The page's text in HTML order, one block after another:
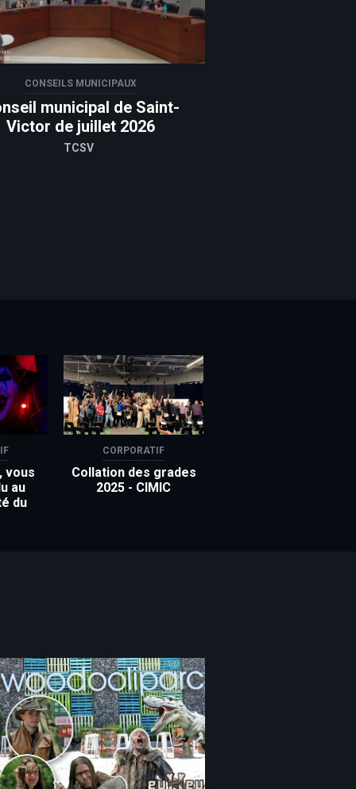
CONSEILS MUNICIPAUX
municipal de Saint-
Victor de juillet 2026
TCSV
vous
au
du
CORPORATIF
Collation des grades
2025 - CIMIC